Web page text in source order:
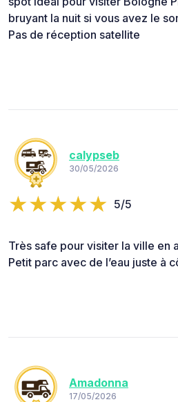
bruyant la nuit si vous avez le
Pas de réception satellite
calypseb
30/05/2026
5/5
Très safe pour visiter la ville en
Petit parc avec de l’eau juste à
Amadonna
17/05/2026